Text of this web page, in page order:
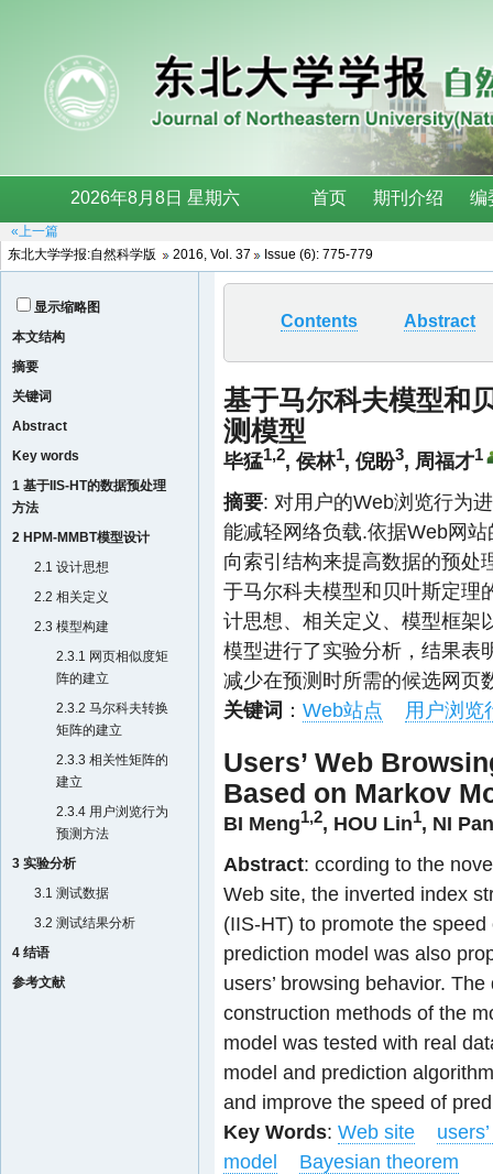
«上一篇
东北大学学报:自然科学版
2016, Vol. 37 Issue (6): 775-779
显示缩略图
本文结构
摘要
关键词
Abstract
Key words
1 基于IIS-HT的数据预处理
方法
2 HPM-MMBT模型设计
2.1 设计思想
2.2 相关定义
2.3 模型构建
2.3.1 网页相似度矩
阵的建立
2.3.2 马尔科夫转换
矩阵的建立
2.3.3 相关性矩阵的
建立
2.3.4 用户浏览行为
预测方法
3 实验分析
3.1 测试数据
3.2 测试结果分析
4 结语
参考文献
Contents Abstract
基于马尔科夫模型和
测模型
毕猛1,2, 侯林1, 倪盼3, 周福才1
摘要: 对用户的Web浏览行为
能减轻网络负载.依据Web网
向索引结构来提高数据的预处
于马尔科夫模型和贝叶斯定理
计思想、相关定义、模型框架
模型进行了实验分析，结果表
减少在预测时所需的候选网页
关键词 ： Web站点 用户浏览
Users’ Web
Based on Markov
BI Meng1,2, HOU Lin1, NI Pan
Abstract: ccording to the
Web site, the inverted index
(IIS-HT) to promote the
prediction model was also
users’ browsing behavior.
construction methods of the
model was tested with real
model and prediction
and improve the speed of
Key Words: Web site
model
Bayesian theorem